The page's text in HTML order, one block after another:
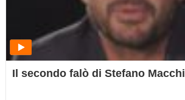
Il secondo falò di Stefano Macchi